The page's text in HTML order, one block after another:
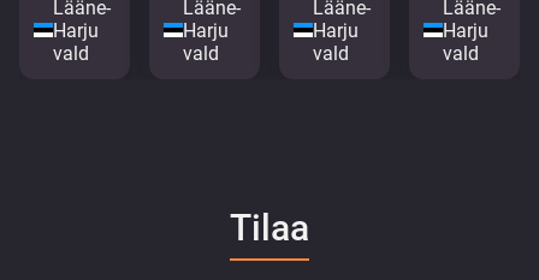
Lääne-
Harju
vald
Lääne-
Harju
vald
Lääne-
Harju
vald
Lääne-
Harju
vald
Tilaa